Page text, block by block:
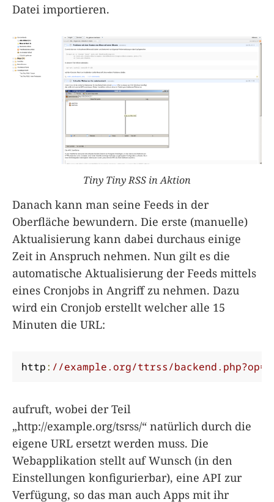
Datei importieren.
Tiny Tiny RSS in Aktion
Danach kann man seine Feeds in der
Oberfläche bewundern. Die erste (manuelle)
Aktualisierung kann dabei durchaus einige
Zeit in Anspruch nehmen. Nun gilt es die
automatische Aktualisierung der Feeds mittels
eines Cronjobs in Angriff zu nehmen. Dazu
wird ein Cronjob erstellt welcher alle 15
Minuten die URL:
http: //example.org/ttrss/
aufruft, wobei der Teil
„http://example.org/tsrss/“ natürlich durch die
eigene URL ersetzt werden muss. Die
Webapplikation stellt auf Wunsch (in den
Einstellungen konfigurierbar), eine API zur
Verfügung, so das man auch Apps mit ihr